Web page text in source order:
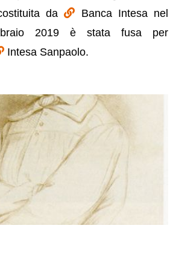
da
Banca Intesa nel
2019 è stata fusa per
Intesa Sanpaolo.